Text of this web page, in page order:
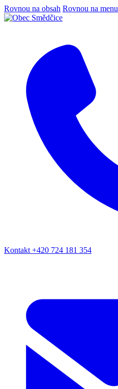
Rovnou na obsah Rovnou na menu
Kontakt +420 724 181 354